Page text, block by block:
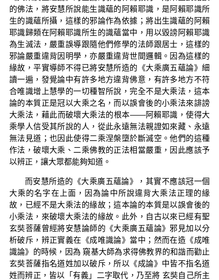
的佛法，將安慧所說能生識蘊的阿賴耶識，是阿賴耶識所
生的識蘊所攝，這樣的邪論作為依據；將出生識蘊的阿賴
耶識歸類在阿賴耶識所生的識蘊當中，用以毀謗阿賴耶識
為生滅法，嚴重誤導跟隨他們修學的法師跟居士，這樣的
邪論嚴重違背因明學，亦嚴重違背世間邏輯。因為這樣的
緣故，平實導師不得已將安慧所造的《大乘廣五蘊論》細
讀一遍，發覺論中有許多地方違背佛意，有許多地方不符
合唯識增上慧學的一切種智所說，完全不是大乘法，這本
論的本質正是冠以大乘之名，而以誤會後的小乘法來誹謗
大乘法，藉此而破壞大乘法的根本——阿賴耶識，使得大
乘學人信受其所說的人，從此永遠無法親證如來藏、永遠
無法見道；也因此使得二乘涅槃墮於斷滅空。他們的這種
作法，破壞大乘、二乘佛教的正法相當嚴重，因此應該予
以辨正，讓大眾都能夠知道。
而安慧所造的《大乘廣五蘊論》，其實不應該冠一個
大乘的名字在上面，因為論中所說違背大乘法正理的緣
故，已經不是大乘法的緣故；這本論的本質是以誤會後的
小乘法，來破壞大乘法的緣故。此外，自古以來已經有聖
玄奘菩薩曾經將安慧論師的《大乘廣五蘊論》邪見加以分
析破斥，辨正實義在《成唯識論》當中；然而在造《成唯
識論》的時候，因為 窺基大師為求得佛教界的和諧而勸止
玄奘菩薩指名道姓加以破斥，所以《成論》中皆不指名道
姓而辨正，皆以「有義」二字取代，乃至將 玄奘自己所主